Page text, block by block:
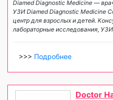
Diamed Diagnostic Medicine —
УЗИ Diamed Diagnostic Medicine
центр для взрослых и детей.
лабораторные исследования,
>>> Подробнее
Doctor